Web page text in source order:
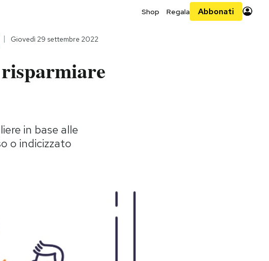
Shop Regala Abbonati
Giovedì 29 settembre 2022
in base alle
o indicizzato